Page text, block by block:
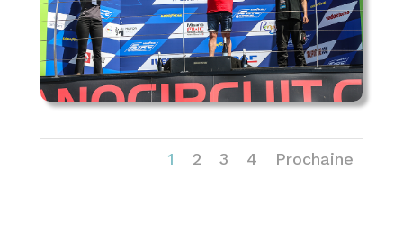
1 2 3 4 Prochaine